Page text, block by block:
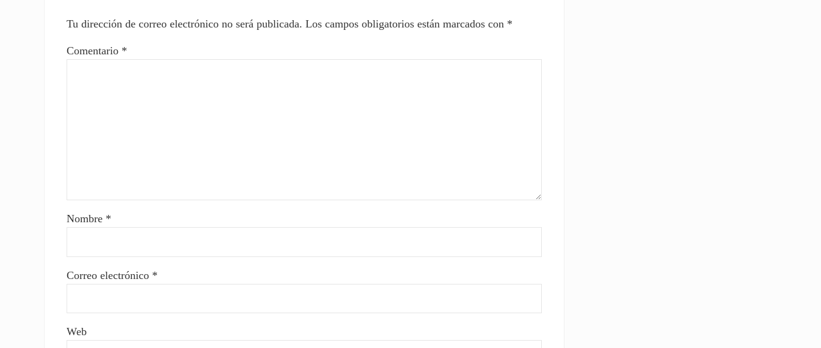
Tu dirección de correo electrónico no será publicada. Los campos obligatorios están marcados con *
Comentario *
Nombre *
Correo electrónico *
Web